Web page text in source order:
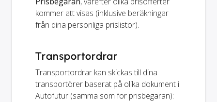
kommer att visas (inklusive beräkningar
från dina personliga prislistor).
Transportordrar
Transportordrar kan skickas till dina
transportörer baserat på olika dokument i
Autofutur (samma som för prisbegäran):